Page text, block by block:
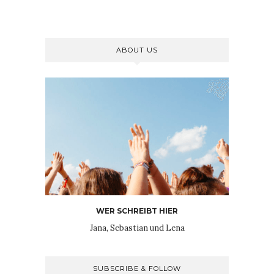
ABOUT US
WER SCHREIBT HIER
Jana, Sebastian und Lena
SUBSCRIBE & FOLLOW